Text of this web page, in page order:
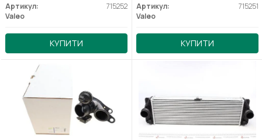
Артикул:
715252
Valeo
КУПИТИ
Артикул:
715251
Valeo
КУПИТИ